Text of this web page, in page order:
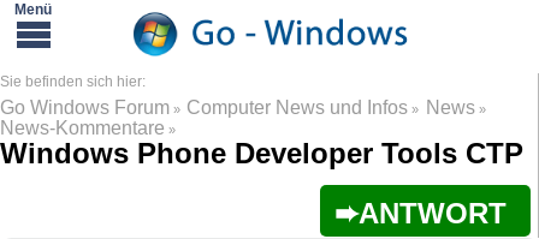
Go Windows Forum » Computer News und Infos » News»
News-Kommentare »
Windows Phone Developer Tools CTP
ANTWORT